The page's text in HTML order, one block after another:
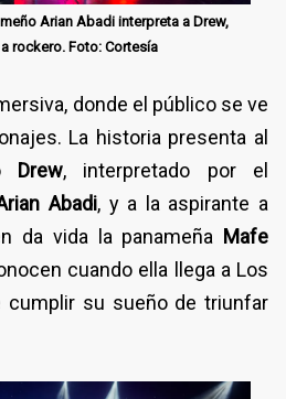
Arian Abadi interpreta a Drew,
rockero. Foto: Cortesía
donde el público se ve
La historia presenta al
Drew, interpretado por el
Abadi, y a la aspirante a
da vida la panameña
Mafe
cuando ella llega a Los
cumplir su sueño de triunfar